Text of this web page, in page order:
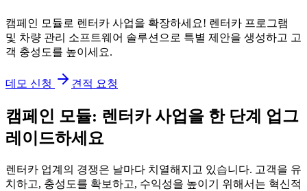
캠페인 모듈로 렌터카 사업을 확장하세요! 렌터카 프로그램
및 차량 관리 소프트웨어 솔루션으로 특별 제안을 생성하고 고
객 충성도를 높이세요.
데모 신청 견적 요청
캠페인 모듈: 렌터카 사업을 한 단계 업그
레이드하세요
렌터카 업계의 경쟁은 날마다 치열해지고 있습니다. 고객을 유
치하고, 충성도를 확보하고, 수익성을 높이기 위해서는 혁신적